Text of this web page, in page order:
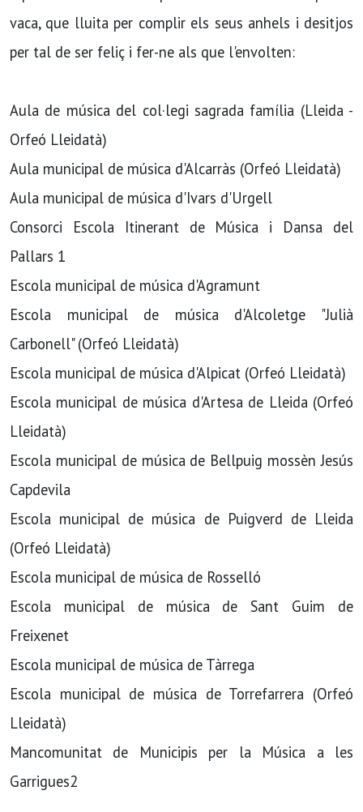
vaca, que lluita per complir els seus anhels i desitjos
per tal de ser feliç i fer-ne als que l'envolten:
Aula de música del col·legi sagrada família (Lleida -
Orfeó Lleidatà)
Aula municipal de música d'Alcarràs (Orfeó Lleidatà)
Aula municipal de música d'Ivars d'Urgell
Consorci Escola Itinerant de Música i Dansa del
Pallars 1
Escola municipal de música d'Agramunt
Escola municipal de música d'Alcoletge "Julià
Carbonell" (Orfeó Lleidatà)
Escola municipal de música d'Alpicat (Orfeó Lleidatà)
Escola municipal de música d'Artesa de Lleida (Orfeó
Lleidatà)
Escola municipal de música de Bellpuig mossèn Jesús
Capdevila
Escola municipal de música de Puigverd de Lleida
(Orfeó Lleidatà)
Escola municipal de música de Rosselló
Escola municipal de música de Sant Guim de
Freixenet
Escola municipal de música de Tàrrega
Escola municipal de música de Torrefarrera (Orfeó
Lleidatà)
Mancomunitat de Municipis per la Música a les
Garrigues2